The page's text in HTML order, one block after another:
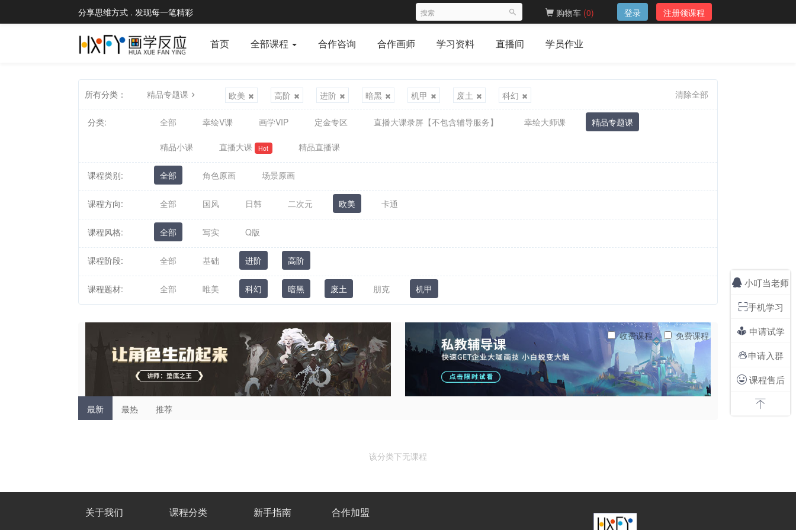
分享思维方式 . 发现每一笔精彩 购物车 (0) 登录 注册领课程
首页 全部课程 合作咨询 合作画师 学习资料 直播间 学员作业
所有分类： 精品专题课 欧美 高阶 进阶 暗黑 机甲 废土 科幻 清除全部
分类: 全部 幸绘V课 画学VIP 定金专区 直播大课录屏【不包含辅导服务】 幸绘大师课 精品专题课
精品小课 直播大课 Hot 精品直播课
课程类别: 全部 角色原画 场景原画
课程方向: 全部 国风 日韩 二次元 欧美 卡通
课程风格: 全部 写实 Q版
课程阶段: 全部 基础 进阶 高阶
课程题材: 全部 唯美 科幻 暗黑 废土 朋克 机甲
最新 最热 推荐
收费课程 免费课程
该分类下无课程
关于我们 课程分类 新手指南 合作加盟
 小叮当老师
手机学习
 申请试学
申请入群
课程售后
